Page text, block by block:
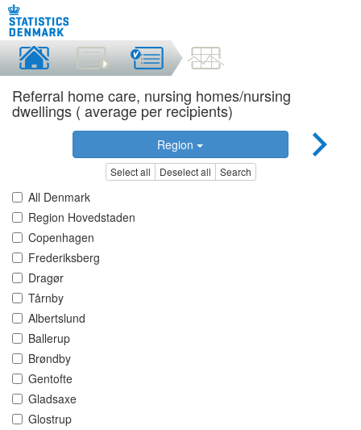
Referral home care, nursing homes/nursing
dwellings ( average per recipients)
Region
Select all Deselect all Search
All Denmark
Region Hovedstaden
Copenhagen
Frederiksberg
Dragør
Tårnby
Albertslund
Ballerup
Brøndby
Gentofte
Gladsaxe
Glostrup